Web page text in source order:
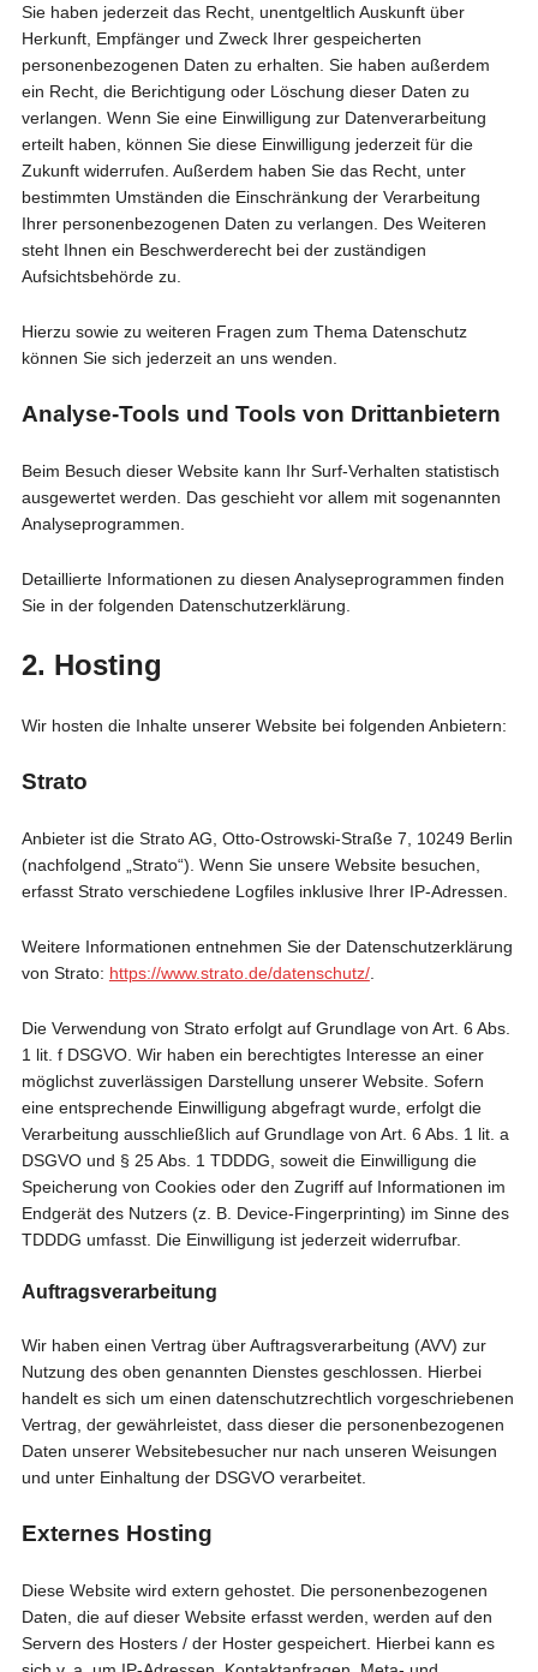
Sie haben jederzeit das Recht, unentgeltlich Auskunft über
Herkunft, Empfänger und Zweck Ihrer gespeicherten
personenbezogenen Daten zu erhalten. Sie haben außerdem
ein Recht, die Berichtigung oder Löschung dieser Daten zu
verlangen. Wenn Sie eine Einwilligung zur Datenverarbeitung
erteilt haben, können Sie diese Einwilligung jederzeit für die
Zukunft widerrufen. Außerdem haben Sie das Recht, unter
bestimmten Umständen die Einschränkung der Verarbeitung
Ihrer personenbezogenen Daten zu verlangen. Des Weiteren
steht Ihnen ein Beschwerderecht bei der zuständigen
Aufsichtsbehörde zu.
Hierzu sowie zu weiteren Fragen zum Thema Datenschutz
können Sie sich jederzeit an uns wenden.
Analyse-Tools und Tools von Dritt­anbietern
Beim Besuch dieser Website kann Ihr Surf-Verhalten statistisch
ausgewertet werden. Das geschieht vor allem mit sogenannten
Analyseprogrammen.
Detaillierte Informationen zu diesen Analyseprogrammen finden
Sie in der folgenden Datenschutzerklärung.
2. Hosting
Wir hosten die Inhalte unserer Website bei folgenden Anbietern:
Strato
Anbieter ist die Strato AG, Otto-Ostrowski-Straße 7, 10249 Berlin
(nachfolgend „Strato“). Wenn Sie unsere Website besuchen,
erfasst Strato verschiedene Logfiles inklusive Ihrer IP-Adressen.
Weitere Informationen entnehmen Sie der Datenschutzerklärung
von Strato: https://www.strato.de/datenschutz/.
Die Verwendung von Strato erfolgt auf Grundlage von Art. 6 Abs.
1 lit. f DSGVO. Wir haben ein berechtigtes Interesse an einer
möglichst zuverlässigen Darstellung unserer Website. Sofern
eine entsprechende Einwilligung abgefragt wurde, erfolgt die
Verarbeitung ausschließlich auf Grundlage von Art. 6 Abs. 1 lit. a
DSGVO und § 25 Abs. 1 TDDDG, soweit die Einwilligung die
Speicherung von Cookies oder den Zugriff auf Informationen im
Endgerät des Nutzers (z. B. Device-Fingerprinting) im Sinne des
TDDDG umfasst. Die Einwilligung ist jederzeit widerrufbar.
Auftragsverarbeitung
Wir haben einen Vertrag über Auftragsverarbeitung (AVV) zur
Nutzung des oben genannten Dienstes geschlossen. Hierbei
handelt es sich um einen datenschutzrechtlich vorgeschriebenen
Vertrag, der gewährleistet, dass dieser die personenbezogenen
Daten unserer Websitebesucher nur nach unseren Weisungen
und unter Einhaltung der DSGVO verarbeitet.
Externes Hosting
Diese Website wird extern gehostet. Die personenbezogenen
Daten, die auf dieser Website erfasst werden, werden auf den
Servern des Hosters / der Hoster gespeichert. Hierbei kann es